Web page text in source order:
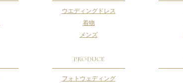
ウエディングドレス
着物
メンズ
PRODUCE
フォトウェディング